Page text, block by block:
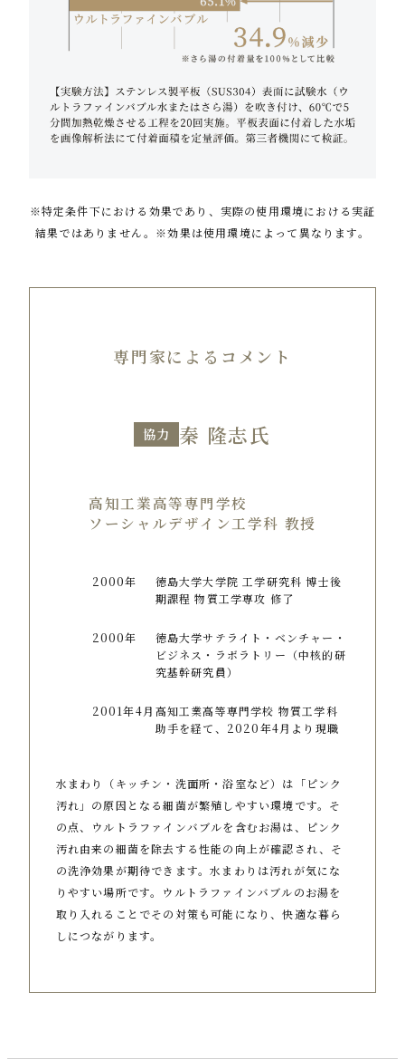
※特定条件下における効果であり、実際の使用環境における実証
結果ではありません。※効果は使用環境によって異なります。
専門家によるコメント
協力 秦 隆志氏
高知工業高等専門学校
ソーシャルデザイン工学科 教授
2000年
徳島大学大学院 工学研究科 博士後
期課程 物質工学専攻 修了
2000年
徳島大学サテライト・ベンチャー・
ビジネス・ラボラトリー（中核的研
究基幹研究員）
2001年4月 高知工業高等専門学校 物質工学科
助手を経て、2020年4月より現職
水まわり（キッチン・洗面所・浴室など）は「ピンク
汚れ」の原因となる細菌が繁殖しやすい環境です。そ
の点、ウルトラファインバブルを含むお湯は、ピンク
汚れ由来の細菌を除去する性能の向上が確認され、そ
の洗浄効果が期待できます。水まわりは汚れが気にな
りやすい場所です。ウルトラファインバブルのお湯を
取り入れることでその対策も可能になり、快適な暮ら
しにつながります。